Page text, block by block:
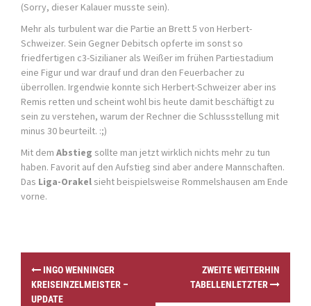
(Sorry, dieser Kalauer musste sein).
Mehr als turbulent war die Partie an Brett 5 von Herbert-
Schweizer. Sein Gegner Debitsch opferte im sonst so
friedfertigen c3-Sizilianer als Weißer im frühen Partiestadium
eine Figur und war drauf und dran den Feuerbacher zu
überrollen. Irgendwie konnte sich Herbert-Schweizer aber ins
Remis retten und scheint wohl bis heute damit beschäftigt zu
sein zu verstehen, warum der Rechner die Schlussstellung mit
minus 30 beurteilt. :;)
Mit dem Abstieg sollte man jetzt wirklich nichts mehr zu tun
haben. Favorit auf den Aufstieg sind aber andere Mannschaften.
Das Liga-Orakel sieht beispielsweise Rommelshausen am Ende
vorne.
INGO WENNINGER
KREISEINZELMEISTER –
UPDATE
ZWEITE WEITERHIN
TABELLENLETZTER